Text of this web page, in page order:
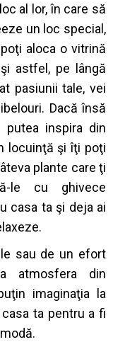
al lor, în care să
un loc special,
aloca o vitrină
astfel, pe lângă
pasiunii tale, vei
Dacă însă
inspira din
locuinţă şi îţi poţi
plante care ţi
le cu ghivece
casa ta şi deja ai
sau de un efort
atmosfera din
imaginaţia la
ta pentru a fi